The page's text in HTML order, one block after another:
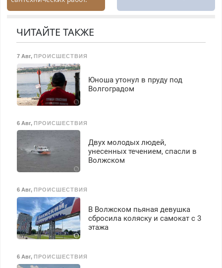
Быстро. Качественно.
ЧИТАЙТЕ ТАКЖЕ
7 Авг, ПРОИСШЕСТВИЯ
Юноша утонул в пруду под
Волгоградом
6 Авг, ПРОИСШЕСТВИЯ
Двух молодых людей,
унесенных течением, спасли в
Волжском
6 Авг, ПРОИСШЕСТВИЯ
В Волжском пьяная девушка
сбросила коляску и самокат с 3
этажа
6 Авг, ПРОИСШЕСТВИЯ